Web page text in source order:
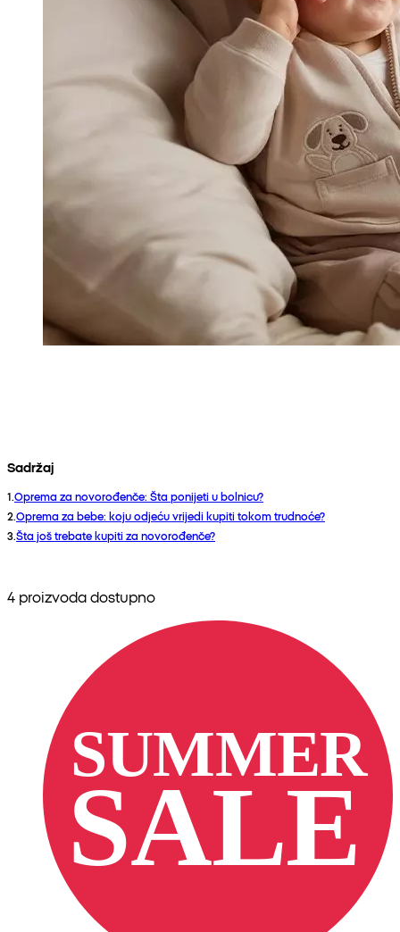
Sadržaj
1.Oprema za novorođenče: Šta ponijeti u bolnicu?
2.Oprema za bebe: koju odjeću vrijedi kupiti tokom trudnoće?
3.Šta još trebate kupiti za novorođenče?
4 proizvoda dostupno